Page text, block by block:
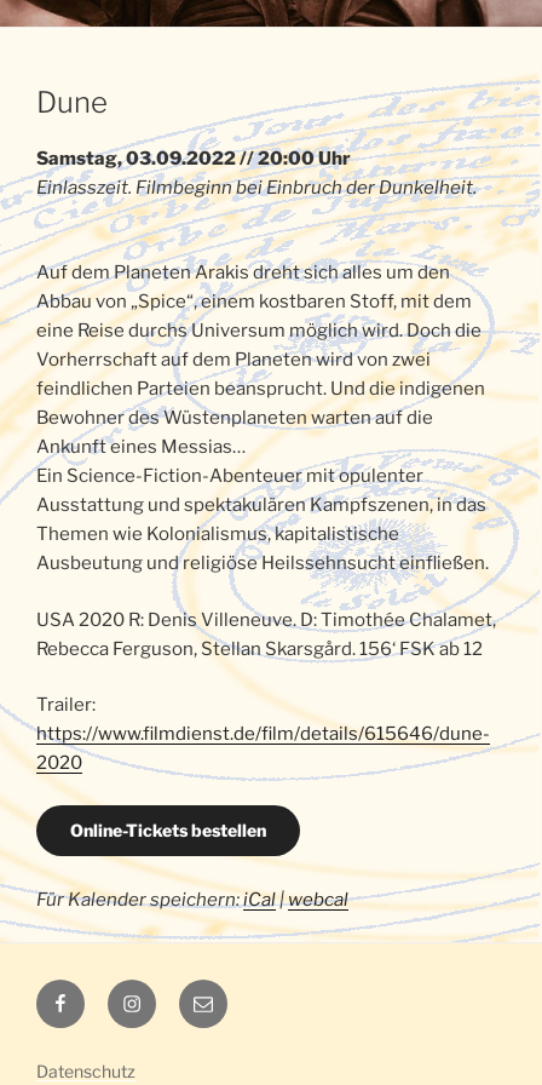
Dune
Samstag, 03.09.2022 // 20:00 Uhr
Einlasszeit. Filmbeginn bei Einbruch der Dunkelheit.
Auf dem Planeten Arakis dreht sich alles um den
Abbau von „Spice“, einem kostbaren Stoff, mit dem
eine Reise durchs Universum möglich wird. Doch die
Vorherrschaft auf dem Planeten wird von zwei
feindlichen Parteien beansprucht. Und die indigenen
Bewohner des Wüstenplaneten warten auf die
Ankunft eines Messias…
Ein Science-Fiction-Abenteuer mit opulenter
Ausstattung und spektakulären Kampfszenen, in das
Themen wie Kolonialismus, kapitalistische
Ausbeutung und religiöse Heilssehnsucht einfließen.
USA 2020 R: Denis Villeneuve. D: Timothée Chalamet,
Rebecca Ferguson, Stellan Skarsgård. 156‘ FSK ab 12
Trailer:
https://www.filmdienst.de/film/details/615646/dune-
2020
Online-Tickets bestellen
Für Kalender speichern:iCal|webcal
Luna
auf
Luna
auf
E-
Mail
Datenschutz